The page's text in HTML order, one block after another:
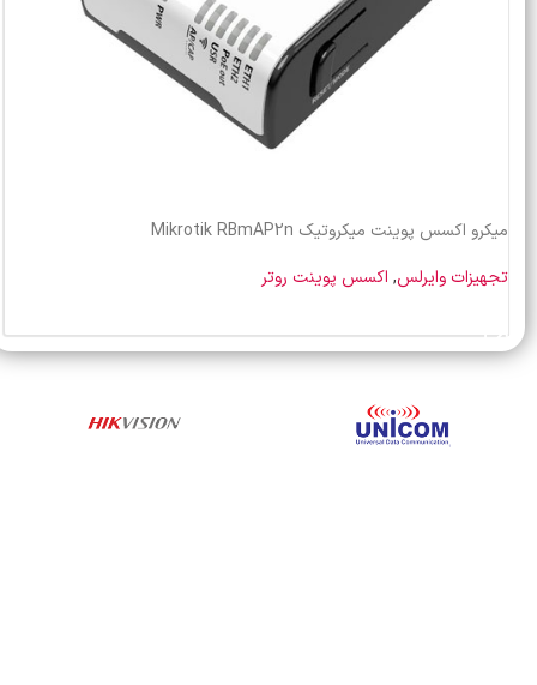
میکرو اکسس پوینت میکروتیک Mikrotik RBmAP2n
تجهیزات وایرلس, اکسس پوینت روتر